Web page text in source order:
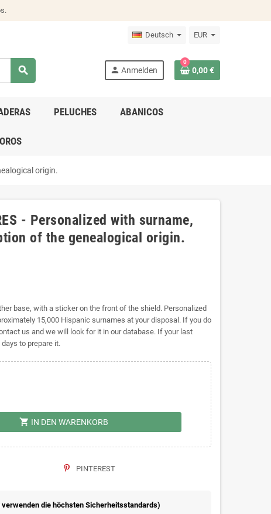
Deutsch EUR
search person Anmelden
0
0,00 €
PELUCHES ABANICOS
origin.
- Personalized with surname,
of the genealogical origin.
base, with a sticker on the front of the shield. Personalized
15,000 Hispanic surnames at your disposal. If you do
us and we will look for it in our database. If your last
to prepare it.
shopping_cart IN DEN WARENKORB
PINTEREST
die höchsten Sicherheitsstandards)